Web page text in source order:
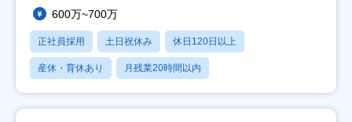
600万~700万
正社員採用 土日祝休み 休日120日以上
産休・育休あり 月残業20時間以内